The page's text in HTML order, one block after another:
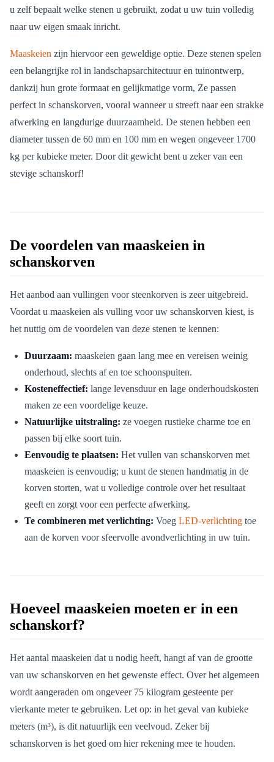
u zelf bepaalt welke stenen u gebruikt, zodat u uw tuin volledig
naar uw eigen smaak inricht.
Maaskeien zijn hiervoor een geweldige optie. Deze stenen spelen
een belangrijke rol in landschapsarchitectuur en tuinontwerp,
dankzij hun grote formaat en gelijkmatige vorm, Ze passen
perfect in schanskorven, vooral wanneer u streeft naar een strakke
afwerking en langdurige duurzaamheid. De stenen hebben een
diameter tussen de 60 mm en 100 mm en wegen ongeveer 1700
kg per kubieke meter. Door dit gewicht bent u zeker van een
stevige schanskorf!
De voordelen van maaskeien in
schanskorven
Het aanbod aan vullingen voor steenkorven is zeer uitgebreid.
Voordat u maaskeien als vulling voor uw schanskorven kiest, is
het nuttig om de voordelen van deze stenen te kennen:
Duurzaam: maaskeien gaan lang mee en vereisen weinig
onderhoud, slechts af en toe schoonspuiten.
Kosteneffectief: lange levensduur en lage onderhoudskosten
maken ze een voordelige keuze.
Natuurlijke uitstraling: ze voegen rustieke charme toe en
passen bij elke soort tuin.
Eenvoudig te plaatsen: Het vullen van schanskorven met
maaskeien is eenvoudig; u kunt de stenen handmatig in de
korven storten, wat u volledige controle over het resultaat
geeft en zorgt voor een perfecte afwerking.
Te combineren met verlichting: Voeg LED-verlichting toe
aan de korven voor sfeervolle avondverlichting in uw tuin.
Hoeveel maaskeien moeten er in een
schanskorf?
Het aantal maaskeien dat u nodig heeft, hangt af van de grootte
van uw schanskorven en het gewenste effect. Over het algemeen
wordt aangeraden om ongeveer 75 kilogram gesteente per
vierkante meter te gebruiken. Let op: in het geval van kubieke
meters (m³), is dit natuurlijk een veelvoud. Zeker bij
schanskorven is het goed om hier rekening mee te houden.